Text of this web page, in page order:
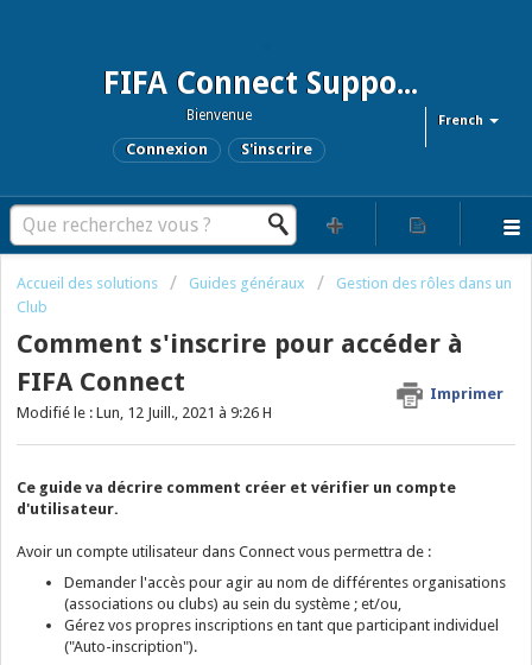
FIFA Connect Support and FCMS Support
French
Bienvenue
Connexion S'inscrire
Accueil des solutions Guides généraux
Gestion des rôles dans un
Club
Comment s'inscrire pour accéder à
FIFA Connect
Imprimer
Modifié le : Lun, 12 Juill., 2021 à 9:26 H
Ce guide va décrire comment créer et vérifier un compte
d'utilisateur.
Avoir un compte utilisateur dans Connect vous permettra de :
Demander l'accès pour agir au nom de différentes organisations
(associations ou clubs) au sein du système ; et/ou,
Gérez vos propres inscriptions en tant que participant individuel
("Auto-inscription").